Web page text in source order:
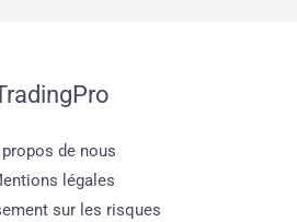
de nous
légales
sur les risques